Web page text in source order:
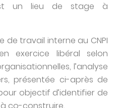
un lieu de stage à
travail interne au CNPI
exercice libéral selon
l’analyse
présentée ci-après de
objectif d’identifier de